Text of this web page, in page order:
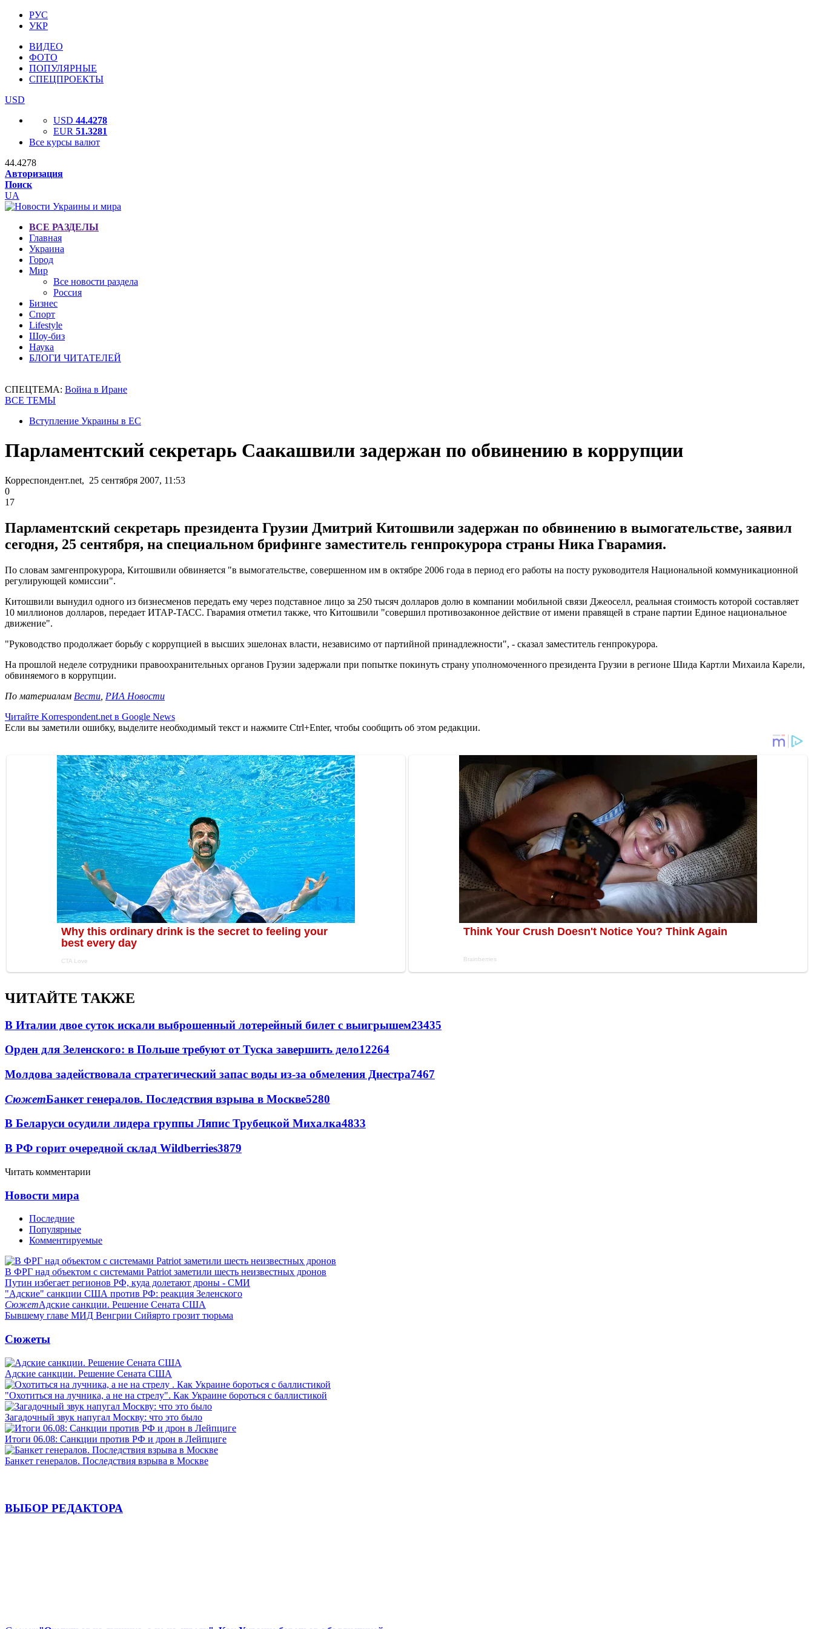
РУС
УКР
ВИДЕО
ФОТО
ПОПУЛЯРНЫЕ
СПЕЦПРОЕКТЫ
USD
USD 44.4278
EUR 51.3281
Все курсы валют
44.4278
Авторизация
Поиск
UA
ВСЕ РАЗДЕЛЫ
Главная
Украина
Город
Мир
Все новости раздела
Россия
Бизнес
Спорт
Lifestyle
Шоу-биз
Наука
БЛОГИ ЧИТАТЕЛЕЙ
СПЕЦТЕМА: Война в Иране
ВСЕ ТЕМЫ
Вступление Украины в ЕС
Парламентский секретарь Саакашвили задержан по обвинению в коррупции
Корреспондент.net, 25 сентября 2007, 11:53
0
17
Парламентский секретарь президента Грузии Дмитрий Китошвили задержан по обвинению в вымогательстве, заявил
сегодня, 25 сентября, на специальном брифинге заместитель генпрокурора страны Ника Гварамия.
По словам замгенпрокурора, Китошвили обвиняется "в вымогательстве, совершенном им в октябре 2006 года в период его работы на посту руководителя Национальной коммуникационной
регулирующей комиссии".
Китошвили вынудил одного из бизнесменов передать ему через подставное лицо за 250 тысяч долларов долю в компании мобильной связи Джеоселл, реальная стоимость которой составляет
10 миллионов долларов, передает ИТАР-ТАСС. Гварамия отметил также, что Китошвили "совершил противозаконное действие от имени правящей в стране партии Единое национальное
движение".
"Руководство продолжает борьбу с коррупцией в высших эшелонах власти, независимо от партийной принадлежности", - сказал заместитель генпрокурора.
На прошлой неделе сотрудники правоохранительных органов Грузии задержали при попытке покинуть страну уполномоченного президента Грузии в регионе Шида Картли Михаила Карели,
обвиняемого в коррупции.
По материалам Вести РИА Новости
Читайте Korrespondent.net в Google News
Если вы заметили ошибку, выделите необходимый текст и нажмите Ctrl+Enter, чтобы сообщить об этом редакции.
ЧИТАЙТЕ ТАКЖЕ
В Италии двое суток искали выброшенный лотерейный билет с выигрышем23435
Орден для Зеленского: в Польше требуют от Туска завершить дело12264
Молдова задействовала стратегический запас воды из-за обмеления Днестра7467
СюжетБанкет генералов. Последствия взрыва в Москве5280
В Беларуси осудили лидера группы Ляпис Трубецкой Михалка4833
В РФ горит очередной склад Wildberries3879
Читать комментарии
Новости мира
Последние
Популярные
Комментируемые
В ФРГ над объектом с системами Patriot заметили шесть неизвестных дронов
Путин избегает регионов РФ, куда долетают дроны - СМИ
"Адские" санкции США против РФ: реакция Зеленского
СюжетАдские санкции. Решение Сената США
Бывшему главе МИД Венгрии Сийярто грозит тюрьма
Сюжеты
Адские санкции. Решение Сената США
"Охотиться на лучника, а не на стрелу". Как Украине бороться с баллистикой
Загадочный звук напугал Москву: что это было
Итоги 06.08: Санкции против РФ и дрон в Лейпциге
Банкет генералов. Последствия взрыва в Москве
ВЫБОР РЕДАКТОРА